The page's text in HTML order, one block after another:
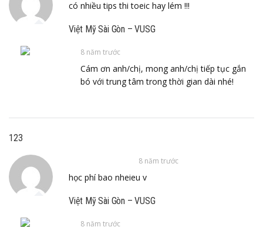
có nhiều tips thi toeic hay lém !!!
Việt Mỹ Sài Gòn – VUSG
8 năm trước
Cám ơn anh/chị, mong anh/chị tiếp tục gắn
bó với trung tâm trong thời gian dài nhé!
123
8 năm trước
học phí bao nheieu v
Việt Mỹ Sài Gòn – VUSG
8 năm trước